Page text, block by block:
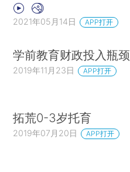
2021年05月14日 APP打开
学前教育财政投入瓶颈
2019年11月23日 APP打开
拓荒0-3岁托育
2019年07月20日 APP打开